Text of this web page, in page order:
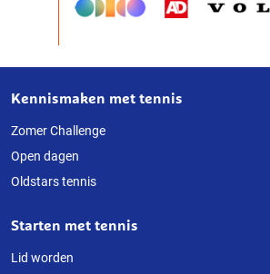
Over
deze
website
Kennismaken met tennis
Zomer Challenge
Open dagen
Oldstars tennis
Starten met tennis
Lid worden